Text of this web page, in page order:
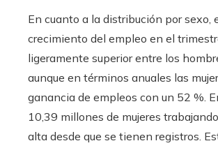
En cuanto a la distribución por sexo,
crecimiento del empleo en el
ligeramente superior entre los
aunque en términos anuales las
ganancia de empleos con un 52 %.
10,39 millones de mujeres
alta desde que se tienen registros.